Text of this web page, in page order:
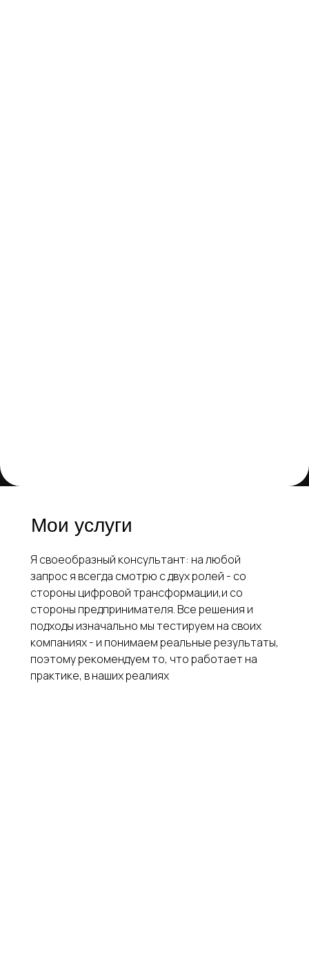
Мои услуги
Я своеобразный консультант: на любой
запрос я всегда смотрю с двух ролей - со
стороны цифровой трансформации,и со
стороны предпринимателя. Все решения и
подходы изначально мы тестируем на своих
компаниях - и понимаем реальные результаты,
поэтому рекомендуем то, что работает на
практике, в наших реалиях